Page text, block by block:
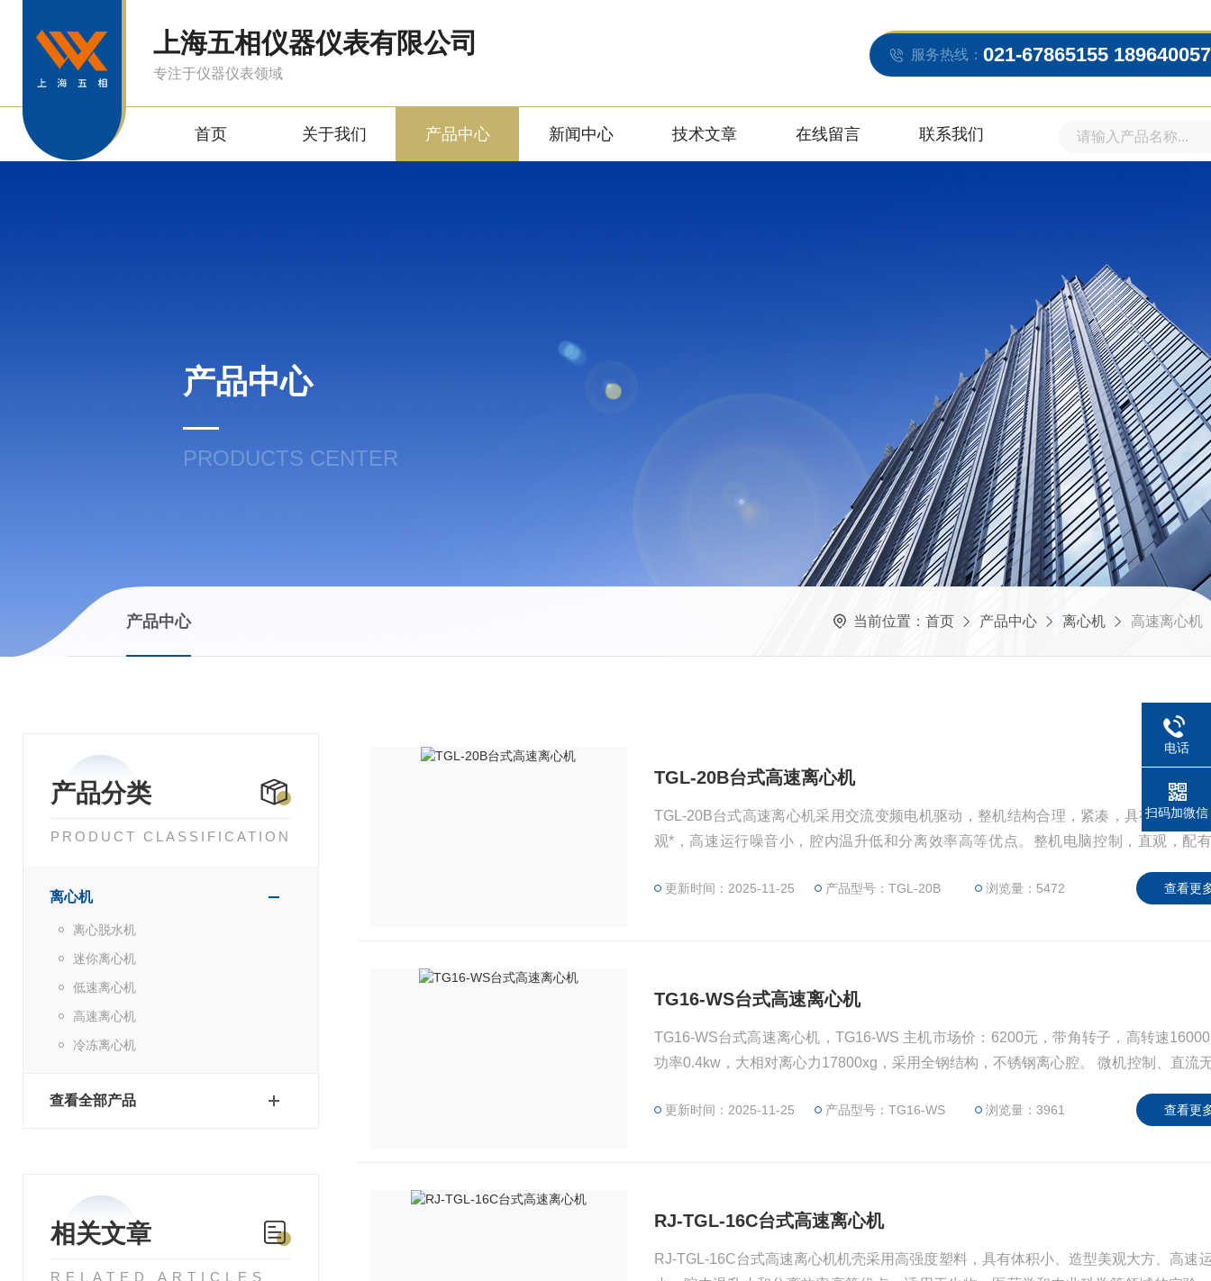
上海五相仪器仪表有限公司
专注于仪器仪表领域
服务热线： 021-67865155
首页 关于我们 产品中心 新闻中心 技术文章 在线留言 联系我们
产品中心
PRODUCTS CENTER
产品中心 当前位置： 首页 产品中心 离心机 高速离心机
产品分类
PRODUCT CLASSIFICATION
离心机
离心脱水机
迷你离心机
低速离心机
高速离心机
冷冻离心机
查看全部产品
相关文章
RELATED ARTICLES
TGL-20B台式高速离心机
TGL-20B台式高速离心机采用交流变频电机驱动，整机结构合理，紧凑，具有体积小
观*，高速运行噪音小，腔内温升低和分离效率高等优点。整机电脑控制，直观，配
酸等实验研究的使用中效果更显著.
更新时间：2025-11-25 产品型号：TGL-20B 浏览量：5472 查看更
TG16-WS台式高速离心机
TG16-WS台式高速离心机，TG16-WS 主机市场价：6200元，带角转子，高转速
功率0.4kw，大相对离心力17800xg，采用全钢结构，不锈钢离心腔。 微机控制、直流
更新时间：2025-11-25 产品型号：TG16-WS 浏览量：3961 查看更
RJ-TGL-16C台式高速离心机
RJ-TGL-16C台式高速离心机机壳采用高强度塑料，具有体积小、造型美观大方、高速
电话
扫码加微信